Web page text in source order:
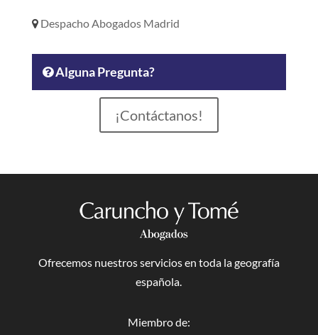
Despacho Abogados Madrid
Alguna Pregunta?
¡Contáctanos!
Ofrecemos nuestros servicios en toda la geografía
española.
Miembro de: